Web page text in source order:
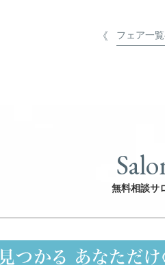
フェア一
無料相談サ